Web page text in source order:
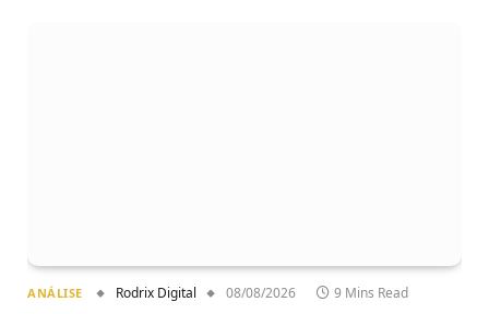
ANÁLISE Rodrix Digital 08/08/2026 9 Mins Read